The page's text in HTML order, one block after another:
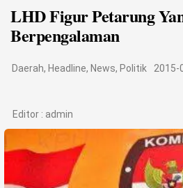
Bisnis
Otomotif
Hukum
Life Style
LHD Figur Petarung
Berpengalaman
Daerah, Headline, News, Politik 2015-
Editor : admin